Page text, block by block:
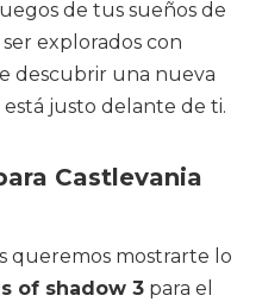
de tus sueños de
explorados con
descubrir una nueva
justo delante de ti.
Castlevania
queremos mostrarte lo
of shadow 3 para el